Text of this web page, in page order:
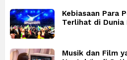
Kebiasaan Para
Terlihat di
Musik dan Film